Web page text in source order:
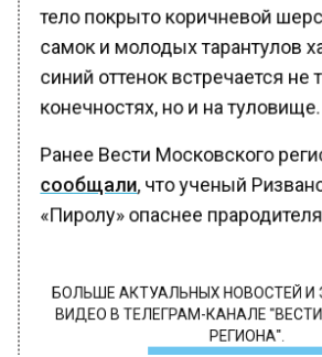
тело покрыто коричневой
самок и молодых тарантулов
синий оттенок встречается не
конечностях, но и на туловище.
Ранее Вести Московского
сообщали, что ученый
«Пиролу» опаснее
БОЛЬШЕ АКТУАЛЬНЫХ НОВОСТЕЙ И
ВИДЕО В ТЕЛЕГРАМ-КАНАЛЕ
РЕГИОНА".